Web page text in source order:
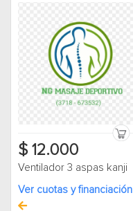
$ 12.000
Ventilador 3 aspas kanji
Ver cuotas y financiación